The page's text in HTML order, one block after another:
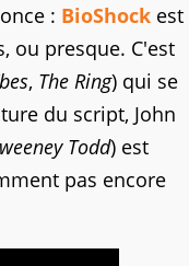
: BioShock est
ou presque. C'est
, The Ring) qui se
du script, John
Todd) est
pas encore